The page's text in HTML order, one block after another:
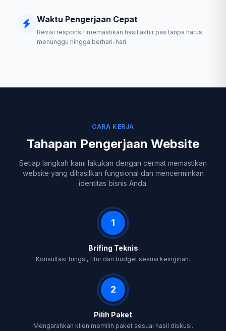
Waktu Pengerjaan Cepat
Revisi responsif memastikan hasil akhir pas tanpa harus
menunggu hingga berhari-hari.
CARA KERJA
Tahapan Pengerjaan Website
Setiap langkah kami lakukan dengan cermat memastikan
website yang dihasilkan fungsional dan mencerminkan
identitas bisnis Anda.
1
Brifing Teknis
Konsultasi fungsi, fitur dan budget sesuai keinginan.
2
Pilih Paket
Mengarahkan klien memilih paket sesuai hasil diskusi.